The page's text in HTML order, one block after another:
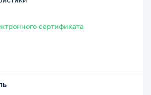
сертификата